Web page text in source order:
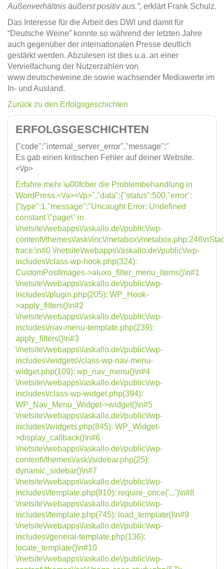
Außenverhältnis äußerst positiv aus.”, erklärt Frank Schulz.
Das Interesse für die Arbeit des DWI und damit für
“Deutsche Weine” konnte so während der letzten Jahre
auch gegenüber der internationalen Presse deutlich
gestärkt werden. Abzulesen ist dies u.a. an einer
Vervielfachung der Nutzerzahlen von
www.deutscheweine.de sowie wachsender Mediawerte im
In- und Ausland.
Zurück zu den Erfolgsgeschichten
ERFOLGSGESCHICHTEN
{"code":"internal_server_error","message":"
Es gab einen kritischen Fehler auf deiner Website.
<\/p>
Erfahre mehr \u00fcber die Problembehandlung in
WordPress.<\/a><\/p>","data":{"status":500,"error":
{"type":1,"message":"Uncaught Error: Undefined
constant \"page\" in
\/netsite\/webapps\/askallo.de\/public\/wp-
content\/themes\/ask\/inc\/metabox\/
trace:\n#0 \/netsite\/webapps\/askallo.de\/public\/wp-
includes\/class-wp-hook.php(324):
CustomPostImages->aluxo_filter_menu_items()\n#1
\/netsite\/webapps\/askallo.de\/public\/wp-
includes\/plugin.php(205): WP_Hook-
>apply_filters()\n#2
\/netsite\/webapps\/askallo.de\/public\/wp-
includes\/nav-menu-template.php(239):
apply_filters()\n#3
\/netsite\/webapps\/askallo.de\/public\/wp-
includes\/widgets\/class-wp-nav-menu-
widget.php(109): wp_nav_menu()\n#4
\/netsite\/webapps\/askallo.de\/public\/wp-
includes\/class-wp-widget.php(394):
WP_Nav_Menu_Widget->widget()\n#5
\/netsite\/webapps\/askallo.de\/public\/wp-
includes\/widgets.php(845): WP_Widget-
>display_callback()\n#6
\/netsite\/webapps\/askallo.de\/public\/wp-
content\/themes\/ask\/sidebar.php(25):
dynamic_sidebar()\n#7
\/netsite\/webapps\/askallo.de\/public\/wp-
includes\/template.php(810): require_once('...')\n#8
\/netsite\/webapps\/askallo.de\/public\/wp-
includes\/template.php(745): load_template()\n#9
\/netsite\/webapps\/askallo.de\/public\/wp-
includes\/general-template.php(136):
locate_template()\n#10
\/netsite\/webapps\/askallo.de\/public\/wp-